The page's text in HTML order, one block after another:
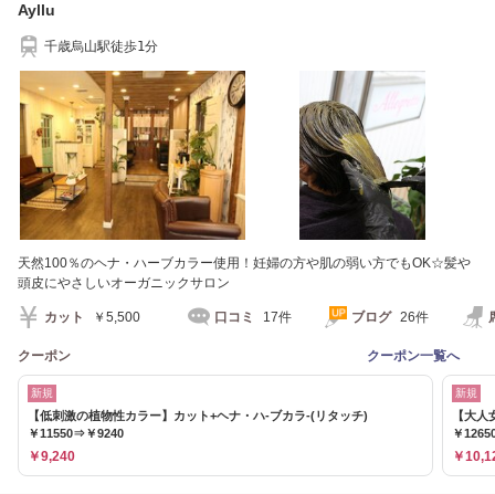
Ayllu
千歳烏山駅徒歩1分
天然100％のヘナ・ハーブカラー使用！妊婦の方や肌の弱い方でもOK☆髪や
頭皮にやさしいオーガニックサロン
カット ￥5,500 口コミ 17件 ブログ 26件
クーポン クーポン一覧へ
新規
【低刺激の植物性カラー】カット+ヘナ・ハ-ブカラ-(リタッチ)
￥11550⇒￥9240
￥9,240
新規
【大
￥
￥